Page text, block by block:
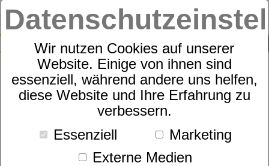
Wir nutzen Cookies auf unserer
Website. Einige von ihnen sind
essenziell, während andere uns helfen,
diese Website und Ihre Erfahrung zu
verbessern.
Essenziell
Marketing
Externe Medien
SUCHE
0
Motorrahmen
dormabell Nuvolux M3 F
memory